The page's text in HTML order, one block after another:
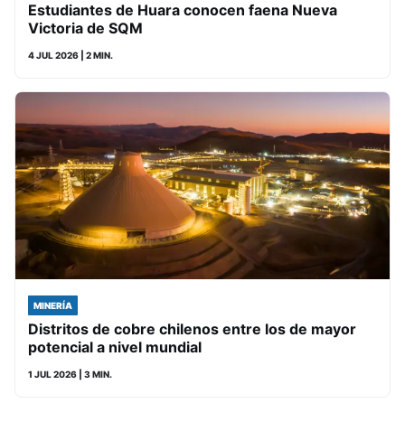
Estudiantes de Huara conocen faena Nueva
Victoria de SQM
4 JUL 2026 | 2 MIN.
MINERÍA
Distritos de cobre chilenos entre los de mayor
potencial a nivel mundial
1 JUL 2026 | 3 MIN.